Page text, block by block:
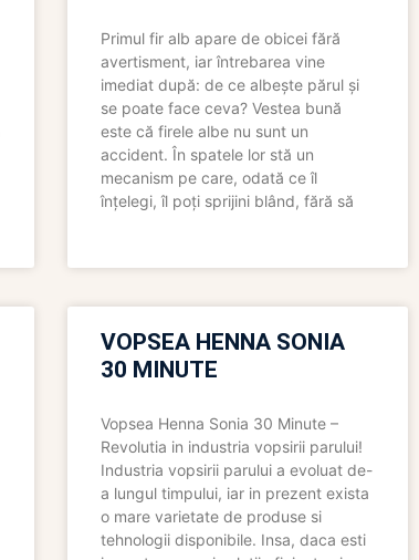
Primul fir alb apare de obicei fără
avertisment, iar întrebarea vine
imediat după: de ce albește părul și
se poate face ceva? Vestea bună
este că firele albe nu sunt un
accident. În spatele lor stă un
mecanism pe care, odată ce îl
înțelegi, îl poți sprijini blând, fără să
VOPSEA HENNA SONIA
30 MINUTE
Vopsea Henna Sonia 30 Minute –
Revolutia in industria vopsirii parului!
Industria vopsirii parului a evoluat de-
a lungul timpului, iar in prezent exista
o mare varietate de produse si
tehnologii disponibile. Insa, daca esti